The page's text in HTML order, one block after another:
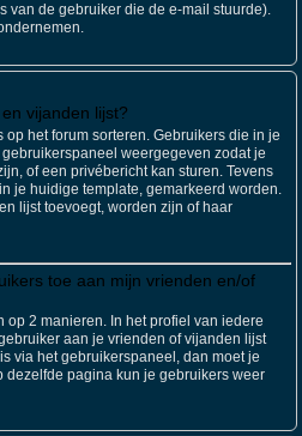
van de gebruiker die de e-mail stuurde).
vijanden lijst?
het forum sorteren. Gebruikers die in je
weergegeven zodat je
of een privébericht kan sturen. Tevens
je huidige template, gemarkeerd worden.
lijst toevoegt, worden zijn of haar
toe aan mijn vrienden en/of
op 2 manieren. In het profiel van iedere
aan je vrienden of vijanden lijst
via het gebruikerspaneel, dan moet je
dezelfde pagina kun je gebruikers weer